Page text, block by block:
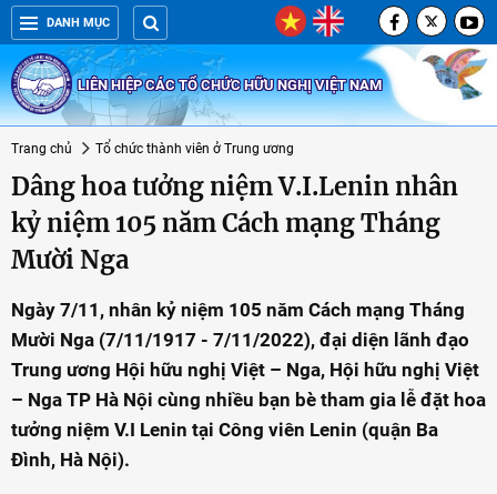
DANH MỤC
LIÊN HIỆP CÁC TỔ CHỨC HỮU NGHỊ VIỆT NAM
Trang chủ Tổ chức thành viên ở Trung ương
Dâng hoa tưởng niệm V.I.Lenin nhân
kỷ niệm 105 năm Cách mạng Tháng
Mười Nga
Ngày 7/11, nhân kỷ niệm 105 năm Cách mạng Tháng
Mười Nga (7/11/1917 - 7/11/2022), đại diện lãnh đạo
Trung ương Hội hữu nghị Việt – Nga, Hội hữu nghị Việt
– Nga TP Hà Nội cùng nhiều bạn bè tham gia lễ đặt hoa
tưởng niệm V.I Lenin tại Công viên Lenin (quận Ba
Đình, Hà Nội).